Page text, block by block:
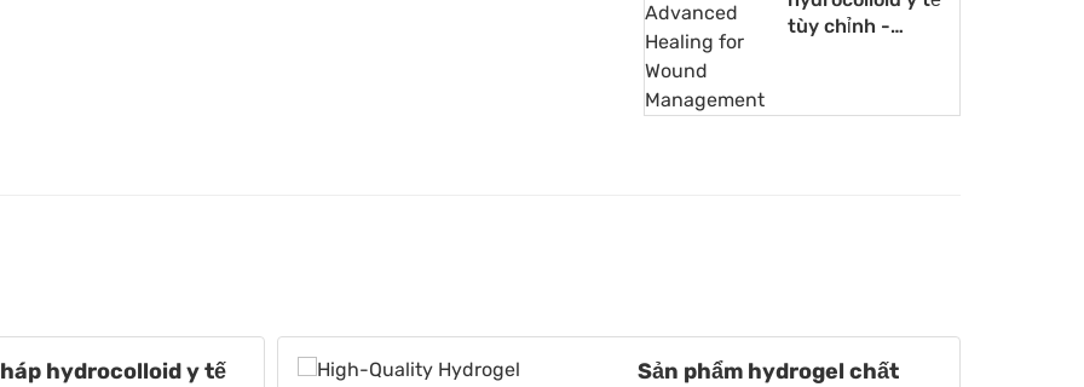
tùy chỉnh -
hydrocolloid y tế
Sản phẩm hydrogel chất